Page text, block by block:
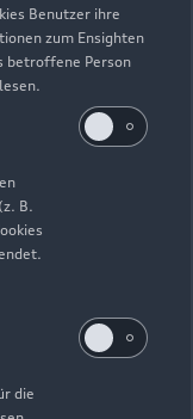
Benutzer ihre
zum Ensighten
betroffene Person
B.
die